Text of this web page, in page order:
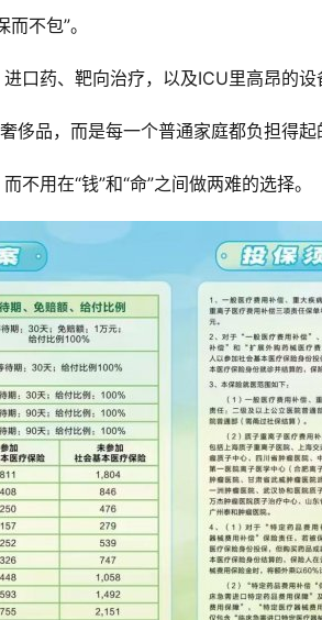
不包”。
口药、靶向治疗，以及ICU里高昂的设
品，而是每一个普通家庭都负担得起
用在“钱”和“命”之间做两难的选择。